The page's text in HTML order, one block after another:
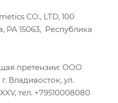
CO., LTD, 100
PA 15063, Республика
претензии: ООО
Владивосток, ул.
тел. +79510008080